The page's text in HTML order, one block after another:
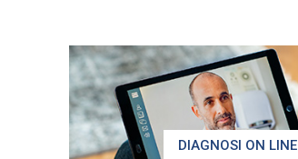
DIAGNOSI ON LINE